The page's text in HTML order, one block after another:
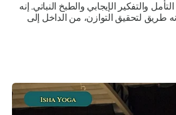
والتفكير الإيجابي والطبخ النباتي. إنه
طريق لتحقيق التوازن، من الداخل إلى